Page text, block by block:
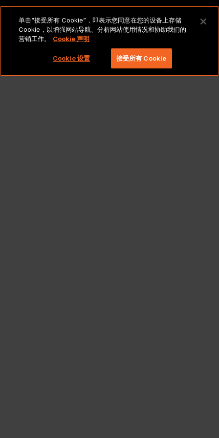
法律声明和政策
版权所有 2026 北京莱博智环球科技有限公司。保留所有
权利。
单击“接受所有 Cookie”，即表示您同意在您的设备上存储
Cookie，以增强网站导航、分析网站使用情况和协助我们的
营销工作。
Cookie 声明
Cookie 设置 接受所有 Cookie